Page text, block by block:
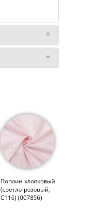
Поплин хлопковый
(светло-розовый,
С116) (007856)